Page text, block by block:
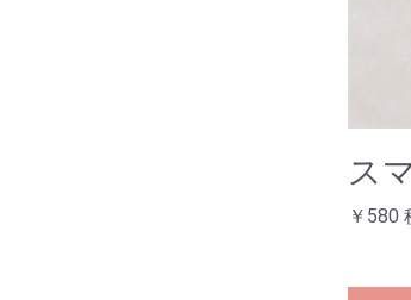
ス
￥580